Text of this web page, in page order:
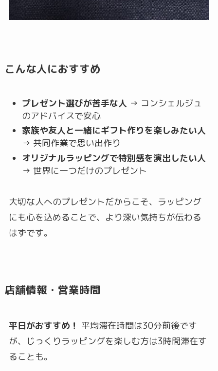
こんな人におすすめ
プレゼント選びが苦手な人 → コンシェルジュ
のアドバイスで安心
家族や友人と一緒にギフト作りを楽しみたい人
→ 共同作業で思い出作り
オリジナルラッピングで特別感を演出したい人
→ 世界に一つだけのプレゼント
大切な人へのプレゼントだからこそ、ラッピング
にも心を込めることで、より深い気持ちが伝わる
はずです。
店舗情報・営業時間
平日がおすすめ！ 平均滞在時間は30分前後です
が、じっくりラッピングを楽しむ方は3時間滞在す
ることも。